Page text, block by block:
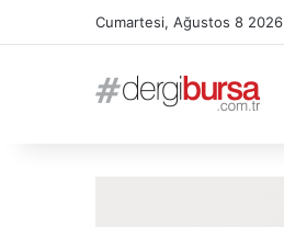
Cumartesi, Ağustos 8 2026